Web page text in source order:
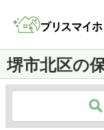
堺市北区の